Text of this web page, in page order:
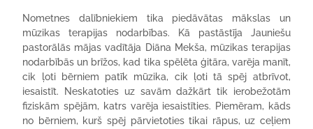
Nometnes dalībniekiem tika piedāvātas mākslas un
mūzikas terapijas nodarbības. Kā pastāstīja Jauniešu
pastorālās mājas vadītāja Diāna Mekša, mūzikas terapijas
nodarbībās un brīžos, kad tika spēlēta ģitāra, varēja manīt,
cik ļoti bērniem patīk mūzika, cik ļoti tā spēj atbrīvot,
iesaistīt. Neskatoties uz savām dažkārt tik ierobežotām
fiziskām spējām, katrs varēja iesaistīties. Piemēram, kāds
no bērniem, kurš spēj pārvietoties tikai rāpus, uz ceļiem